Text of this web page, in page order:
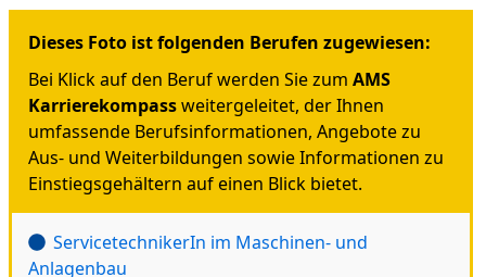
Dieses Foto ist folgenden Berufen zugewiesen:
Bei Klick auf den Beruf werden Sie zum AMS
Karrierekompassweitergeleitet, der Ihnen
umfassende Berufsinformationen, Angebote zu
Aus- und Weiterbildungen sowie Informationen zu
Einstiegsgehältern auf einen Blick bietet.
ServicetechnikerIn im Maschinen- und
Anlagenbau